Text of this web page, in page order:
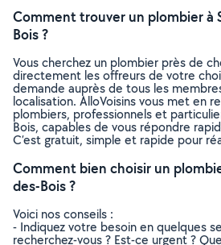
Comment trouver un plombier à
Bois ?
Vous cherchez un plombier près de
directement les offreurs de votre
demande auprès de tous les
localisation. AlloVoisins vous met en
plombiers, professionnels et
Bois, capables de vous répondre
C’est gratuit, simple et rapide pour
Comment bien choisir un
des-Bois ?
Voici nos conseils :
- Indiquez votre besoin en quelques
recherchez-vous ? Est-ce urgent ?